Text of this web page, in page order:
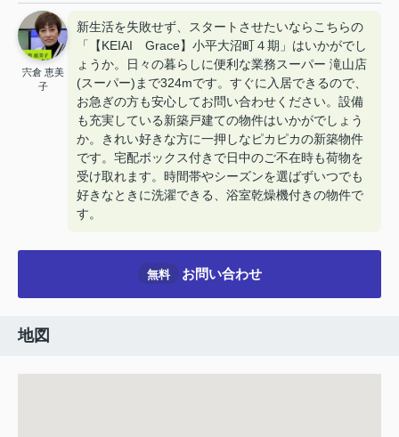
宍倉 恵美
子
新生活を失敗せず、スタートさせたいならこちらの
「【KEIAI Grace】小平大沼町４期」はいかがでし
ょうか。日々の暮らしに便利な業務スーパー 滝山店
(スーパー)まで324mです。すぐに入居できるので、
お急ぎの方も安心してお問い合わせください。設備
も充実している新築戸建ての物件はいかがでしょう
か。きれい好きな方に一押しなピカピカの新築物件
です。宅配ボックス付きで日中のご不在時も荷物を
受け取れます。時間帯やシーズンを選ばずいつでも
好きなときに洗濯できる、浴室乾燥機付きの物件で
す。
無料 お問い合わせ
地図